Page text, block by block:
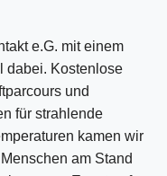
e.G. mit einem
dabei. Kostenlose
und
für strahlende
kamen wir
am Stand